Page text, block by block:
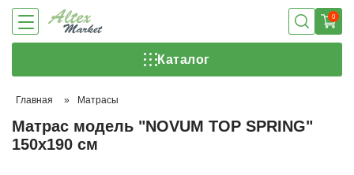
0
Каталог
Главная » Матрасы
Матрас модель "NOVUM TOP SPRING"
150х190 см